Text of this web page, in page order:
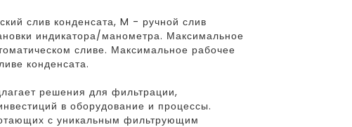
слив конденсата, M - ручной слив
индикатора/манометра. Максимальное
сливе. Максимальное рабочее
конденсата.
решения для фильтрации,
в оборудование и процессы.
с уникальным фильтрующим